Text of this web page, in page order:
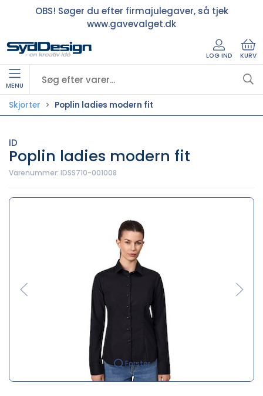
OBS! Søger du efter firmajulegaver, så tjek
www.gavevalget.dk
LOG IND KURV
MENU
Skjorter Poplin ladies modern fit
ID
Poplin ladies modern fit
Varenummer: IDSS710-001008
Forstør